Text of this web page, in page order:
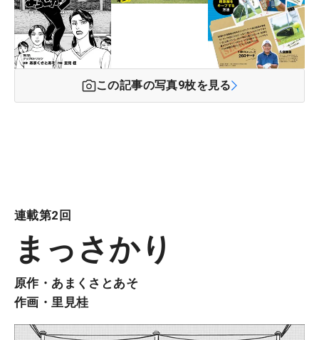
この記事の写真9枚を見る
連載第2回
まっさかり
原作・あまくさとあそ
作画・里見桂